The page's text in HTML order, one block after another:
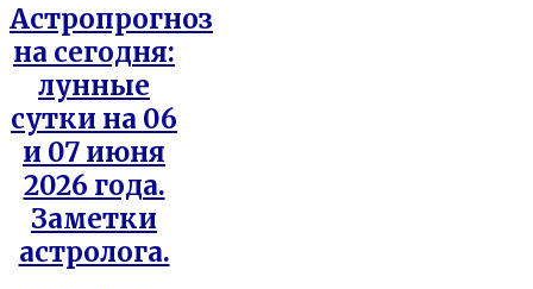
Астропрогноз
на сегодня:
лунные
сутки на 06
и 07 июня
2026 года.
Заметки
астролога.